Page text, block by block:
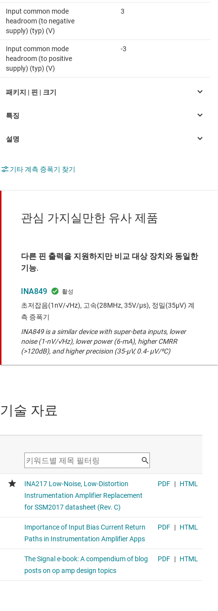
Input common mode
headroom (to negative
supply) (typ) (V)
3
Input common mode
headroom (to positive
supply) (typ) (V)
-3
기타 계측 증폭기 찾기
관심 가지실만한 유사 제품
다른 핀 출력을 지원하지만 비교 대상 장치와 동일한
기능.
INA849
초저잡음(1nV/√Hz), 고속(28MHz, 35V/μs), 정밀(35μV) 계
측 증폭기
INA849 is a similar device with super-beta inputs, lower
noise (1-nV/√Hz), lower power (6-mA), higher CMRR
(>120dB), and higher precision (35-µV, 0.4- µV/⁰C)
기술 자료